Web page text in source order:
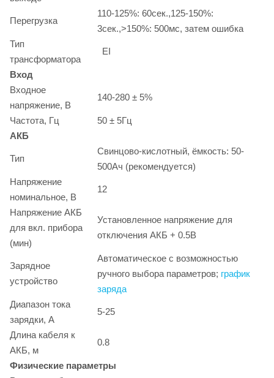
Перегрузка
110-125%: 60сек.,125-150%:
3сек.,>150%: 500мс, затем ошибка
Тип
трансформатора
EI
Вход
Входное
напряжение, В
140-280 ± 5%
Частота, Гц
50 ± 5Гц
АКБ
Тип
Свинцово-кислотный, ёмкость: 50-
500Ач (рекомендуется)
Напряжение
номинальное, В
12
Напряжение АКБ
для вкл. прибора
(мин)
Установленное напряжение для
отключения АКБ + 0.5В
Зарядное
устройство
Автоматическое с возможностью
ручного выбора параметров; график
заряда
Диапазон тока
зарядки, А
5-25
Длина кабеля к
АКБ, м
0.8
Физические параметры